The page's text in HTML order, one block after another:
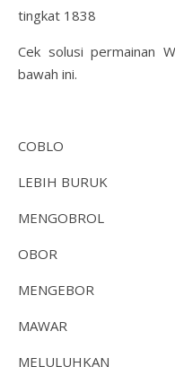
tingkat 1838
Cek solusi permainan
bawah ini.
COBLO
LEBIH BURUK
MENGOBROL
OBOR
MENGEBOR
MAWAR
MELULUHKAN